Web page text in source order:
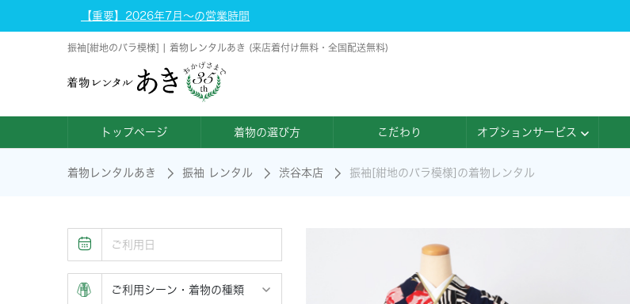
【重要】2026年7月～の営業時間
振袖[紺地のバラ模様] | 着物レンタルあき (来店着付け無料・全国配送無料)
トップページ 着物の選び方 こだわり オプションサービス
着物レンタルあき 振袖 レンタル 渋谷本店 振袖[紺地のバラ模様]の着物レンタル